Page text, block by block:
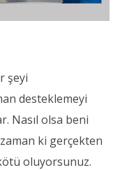
şeyi
desteklemeyi
Nasıl olsa beni
ki gerçekten
oluyorsunuz.